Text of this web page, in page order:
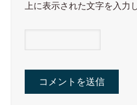
上に表示された文字を入力